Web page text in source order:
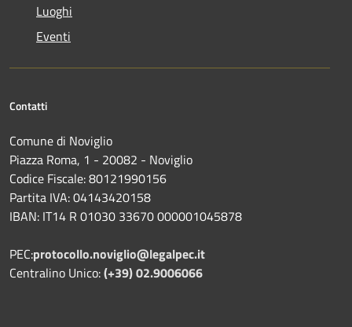
Luoghi
Eventi
Contatti
Comune di Noviglio
Piazza Roma, 1 - 20082 - Noviglio
Codice Fiscale: 80121990156
Partita IVA: 04143420158
IBAN: IT14 R 01030 33670 000001045878
PEC:protocollo.noviglio@legalpec.it
Centralino Unico:(+39) 02.9006066